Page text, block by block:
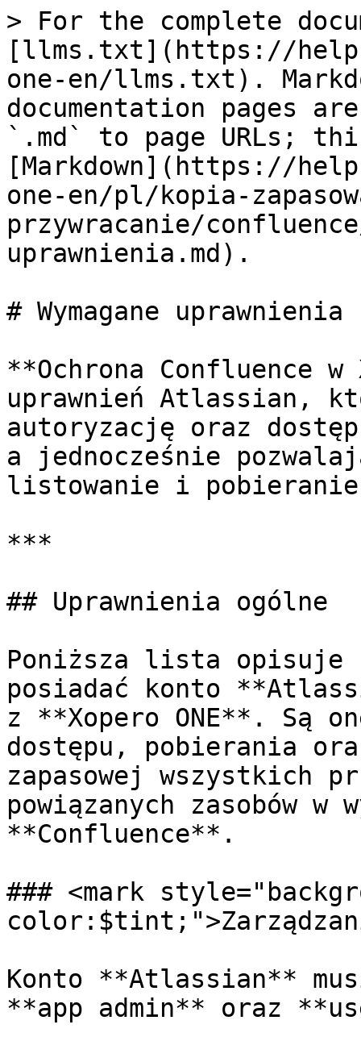
> For the complete
[llms.txt](https://
one-en/llms.txt).
documentation pages
`.md` to page URLs;
[Markdown](https://
one-en/pl/kopia-
przywracanie/
uprawnienia.md).
# Wymagane uprawnienia
**Ochrona Confluence w
uprawnień Atlassian,
autoryzację oraz
a jednocześnie
listowanie i
***
## Uprawnienia ogólne
Poniższa lista opisuje
posiadać konto
z **Xopero ONE**. Są
dostępu, pobierania
zapasowej wszystkich
powiązanych zasobów
**Confluence**.
### <mark
Konto **Atlassian**
**app admin** oraz